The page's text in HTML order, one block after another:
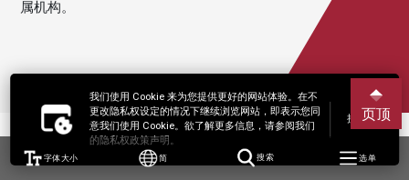
我们使用 Cookie 来为您提供更好的网站体验。在不
更改隐私权设定的情况下继续浏览网站，即表示您同
意我们使用 Cookie。欲了解更多信息，请参阅我们
的隐私权政策声明。
接受
字体大小 简 搜索 选单
属机构。
页顶